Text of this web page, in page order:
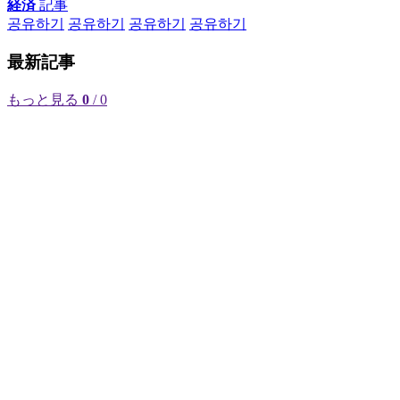
経済記事
공유하기
공유하기 공유하기 공유하기
最新記事
もっと見る 0 / 0